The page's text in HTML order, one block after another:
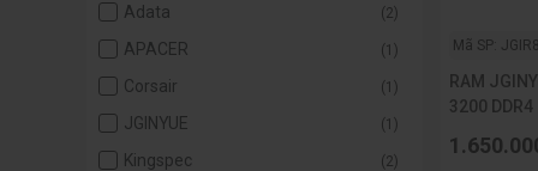
Adata (2)
APACER (1)
Corsair (1)
JGINYUE (1)
Kingspec (2)
Mã SP:
RAM
3200 DDR4